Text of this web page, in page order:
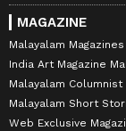
MAGAZINE
Malayalam Magazines
India Art Magazine
Malayalam Columnist
Malayalam Short
Web Exclusive